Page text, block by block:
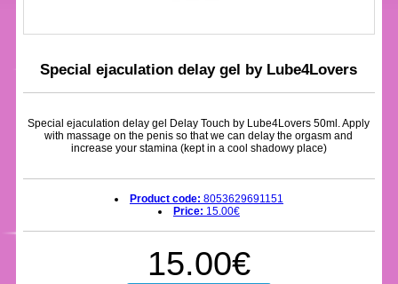
Special ejaculation delay gel by Lube4Lovers
Special ejaculation delay gel Delay Touch by Lube4Lovers 50ml. Apply
with massage on the penis so that we can delay the orgasm and
increase your stamina (kept in a cool shadowy place)
Product code: 8053629691151
Price: 15.00€
15.00€